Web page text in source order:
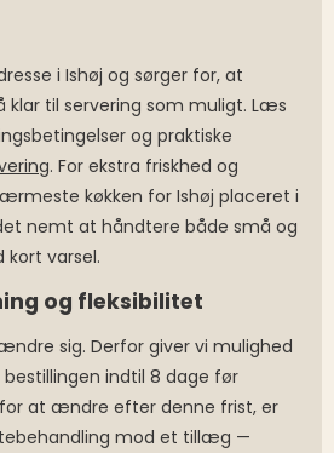
i Ishøj og sørger for, at
klar til servering som muligt. Læs
og praktiske
. For ekstra friskhed og
køkken for Ishøj placeret i
nemt at håndtere både små og
kort varsel.
og fleksibilitet
sig. Derfor giver vi mulighed
indtil 8 dage før
for at ændre efter denne frist, er
mod et tillæg —